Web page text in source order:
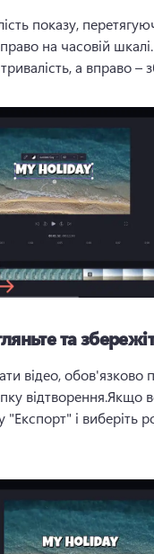
показу,
на часовій
а вправо –
та
відео, обов'язково
відтворення.Якщо
"Експорт" і виберіть